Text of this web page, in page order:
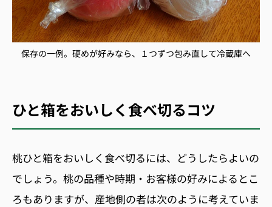
保存の一例。硬めが好みなら、１つずつ包み直して冷蔵庫へ
ひと箱をおいしく食べ切るコツ
桃ひと箱をおいしく食べ切るには、どうしたらよいの
でしょう。桃の品種や時期・お客様の好みによるとこ
ろもありますが、産地側の者は次のように考えていま